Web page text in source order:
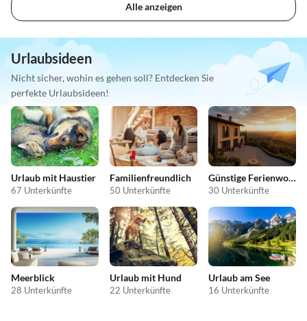
Alle anzeigen
Urlaubsideen
Nicht sicher, wohin es gehen soll? Entdecken Sie
perfekte Urlaubsideen!
Urlaub mit Haustier
67 Unterkünfte
Familienfreundlich
50 Unterkünfte
Günstige Ferienwohnungen
30 Unterkünfte
Meerblick
28 Unterkünfte
Urlaub mit Hund
22 Unterkünfte
Urlaub am See
16 Unterkünfte